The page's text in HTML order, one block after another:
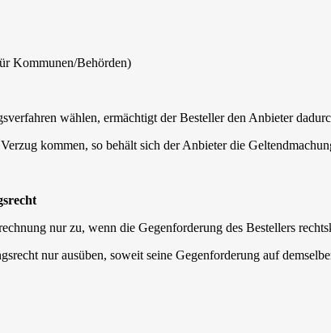
Kommunen/Behörden)
wählen, ermächtigt der Besteller den Anbieter
kommen, so behält sich der Anbieter die
nur zu, wenn die Gegenforderung des Bestellers
nur ausüben, soweit seine Gegenforderung auf